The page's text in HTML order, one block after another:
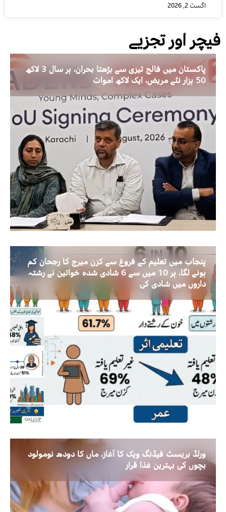
اگست 2, 2026
فیچر اور تجزیے
پاکستان میں فالج تیزی سے بڑھتا بحران، ہر سال 3 لاکھ
50 ہزار نئے مریض، ایک لاکھ اموات
پنجاب میں تعلیم کے فروغ سے کزن میرج کا رجحان کم
ہونے لگا، ہر 10 میں سے 6 شادی شدہ خواتین نے رشتہ
داروں میں شادی کی
ورلڈ بریسٹ فیڈنگ ویک کا آغاز، ماں کا دودھ نومولود
بچوں کی بہترین غذا قرار